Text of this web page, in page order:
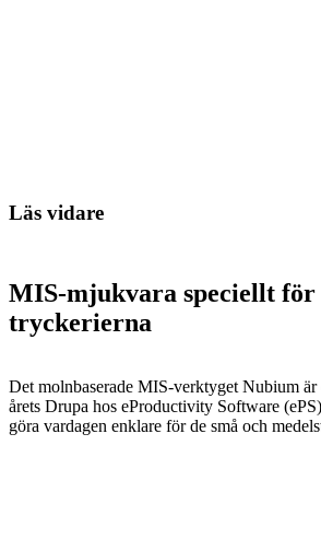
Läs vidare
MIS-mjukvara speciellt för
tryckerierna
Det molnbaserade MIS-verktyget Nubium är
årets Drupa hos eProductivity Software
göra vardagen enklare för de små och